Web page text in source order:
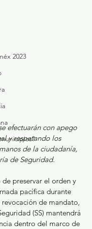
2023
efectuarán con apego
y respetando los
de la ciudadanía,
de Seguridad.
preservar el orden y
pacífica durante
revocación de mandato,
(SS) mantendrá
dentro del marco de